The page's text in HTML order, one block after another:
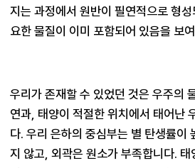
지는 과정에서 원반이 필연적으로 형
우리가 존재할 수 있었던 것은 우주의
연과, 태양이 적절한 위치에서 태어난
다. 우리 은하의 중심부는 별 탄생률이
지 않고, 외곽은 원소가 부족합니다.